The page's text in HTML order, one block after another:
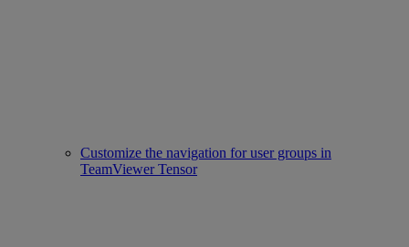
Customize the navigation for user groups in
TeamViewer Tensor